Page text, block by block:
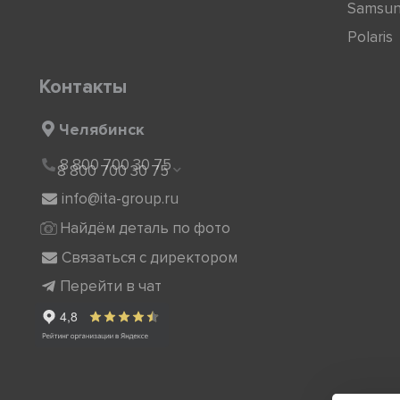
Polaris
Контакты
Челябинск
8 800 700 30 75
8 800 700 30 75
info@ita-group.ru
Найдём деталь по фото
Связаться с директором
Перейти в чат